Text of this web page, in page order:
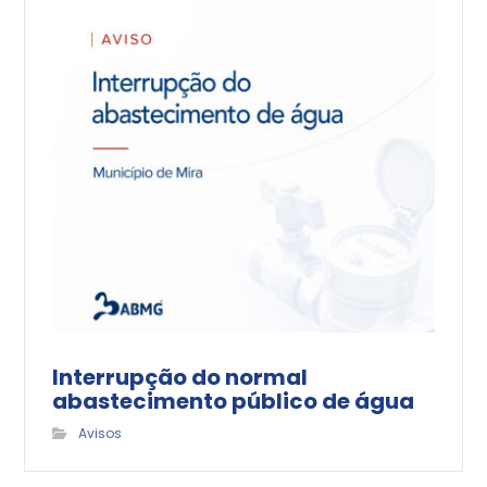
Interrupção do normal
abastecimento público de água
Avisos